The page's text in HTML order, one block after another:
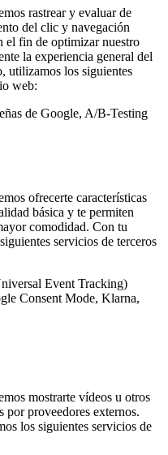
rastrear y evaluar de
del clic y navegación
el fin de optimizar nuestro
la experiencia general del
utilizamos los siguientes
web:
de Google, A/B-Testing
ofrecerte características
básica y te permiten
comodidad. Con tu
servicios de terceros
Event Tracking)
Consent Mode, Klarna,
mostrarte vídeos u otros
por proveedores externos.
los siguientes servicios de